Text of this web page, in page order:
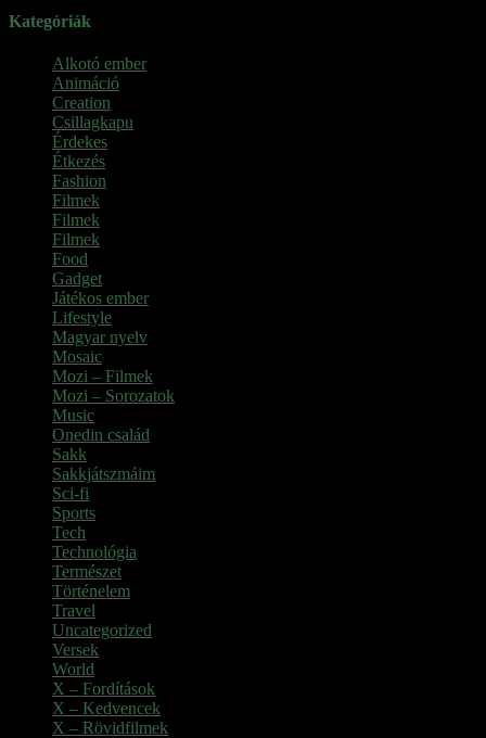
Kategóriák
Alkotó ember
Animáció
Creation
Csillagkapu
Érdekes
Étkezés
Fashion
Filmek
Filmek
Filmek
Food
Gadget
Játékos ember
Lifestyle
Magyar nyelv
Mosaic
Mozi – Filmek
Mozi – Sorozatok
Music
Onedin család
Sakk
Sakkjátszmáim
Sci-fi
Sports
Tech
Technológia
Természet
Történelem
Travel
Uncategorized
Versek
World
X – Fordítások
X – Kedvencek
X – Rövidfilmek